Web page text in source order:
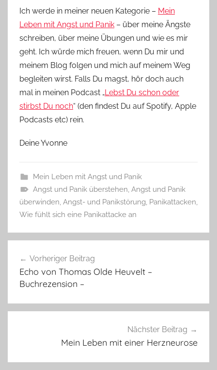
Ich werde in meiner neuen Kategorie – Mein
Leben mit Angst und Panik – über meine Ängste
schreiben, über meine Übungen und wie es mir
geht. Ich würde mich freuen, wenn Du mir und
meinem Blog folgen und mich auf meinem Weg
begleiten wirst. Falls Du magst, hör doch auch
mal in meinen Podcast „Lebst Du schon oder
stirbst Du noch“ (den findest Du auf Spotify, Apple
Podcasts etc) rein.
Deine Yvonne
Mein Leben mit Angst und Panik
Angst und Panik überstehen, Angst und Panik
überwinden, Angst- und Panikstörung, Panikattacken,
Wie fühlt sich eine Panikattacke an
Vorheriger Beitrag
Echo von Thomas Olde Heuvelt –
Buchrezension –
Nächster Beitrag
Mein Leben mit einer Herzneurose